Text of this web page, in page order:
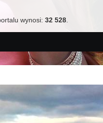
wynosi: 32 528